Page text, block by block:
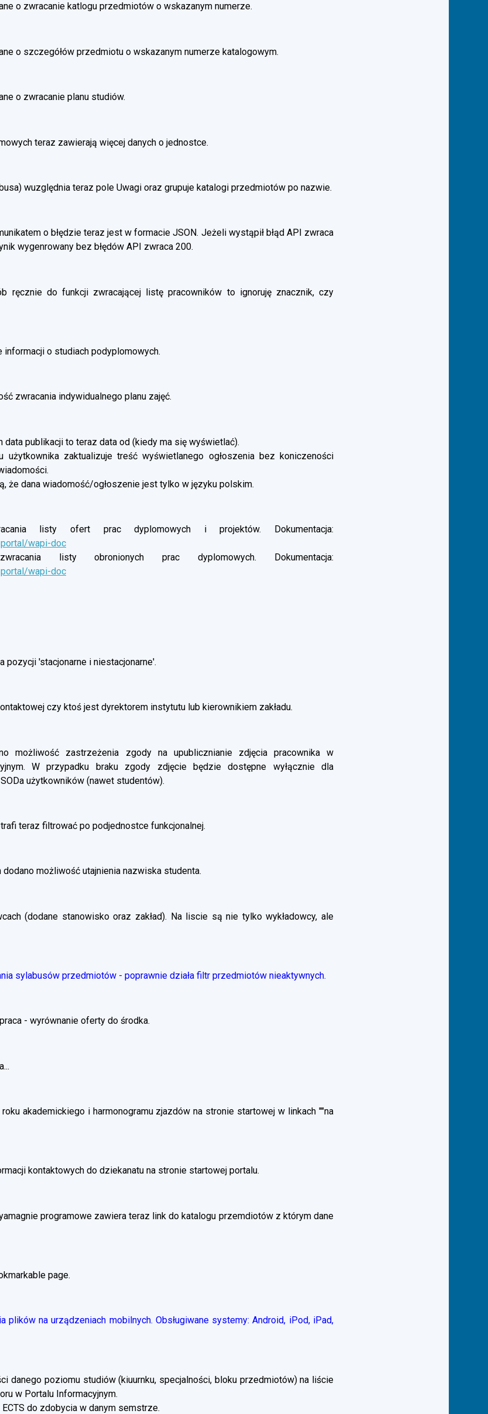
o zwracanie katlogu przedmiotów o wskazanym numerze.
o szczegółów przedmiotu o wskazanym numerze katalogowym.
o zwracanie planu studiów.
teraz zawierają więcej danych o jednostce.
wuzględnia teraz pole Uwagi oraz grupuje katalogi przedmiotów po nazwie.
o błędzie teraz jest w formacie JSON. Jeżeli wystąpił błąd API zwraca
wygenrowany bez błędów API zwraca 200.
ręcznie do funkcji zwracającej listę pracowników to ignoruję znacznik, czy
informacji o studiach podyplomowych.
zwracania indywidualnego planu zajęć.
data publikacji to teraz data od (kiedy ma się wyświetlać).
użytkownika zaktualizuje treść wyświetlanego ogłoszenia bez koniczeności
że dana wiadomość/ogłoszenie jest tylko w języku polskim.
listy ofert prac dyplomowych i projektów. Dokumentacja:
wapi-doc
listy obronionych prac dyplomowych. Dokumentacja:
wapi-doc
pozycji 'stacjonarne i niestacjonarne'.
czy ktoś jest dyrektorem instytutu lub kierownikiem zakładu.
możliwość zastrzeżenia zgody na upublicznianie zdjęcia pracownika w
W przypadku braku zgody zdjęcie będzie dostępne wyłącznie dla
użytkowników (nawet studentów).
teraz filtrować po podjednostce funkcjonalnej.
dodano możliwość utajnienia nazwiska studenta.
(dodane stanowisko oraz zakład). Na liscie są nie tylko wykładowcy, ale
sylabusów przedmiotów - poprawnie działa filtr przedmiotów nieaktywnych.
- wyrównanie oferty do środka.
akademickiego i harmonogramu zjazdów na stronie startowej w linkach ""na
kontaktowych do dziekanatu na stronie startowej portalu.
programowe zawiera teraz link do katalogu przemdiotów z którym dane
page.
plików na urządzeniach mobilnych. Obsługiwane systemy: Android, iPod, iPad,
danego poziomu studiów (kiuurnku, specjalności, bloku przedmiotów) na liście
w Portalu Informacyjnym.
do zdobycia w danym semstrze.